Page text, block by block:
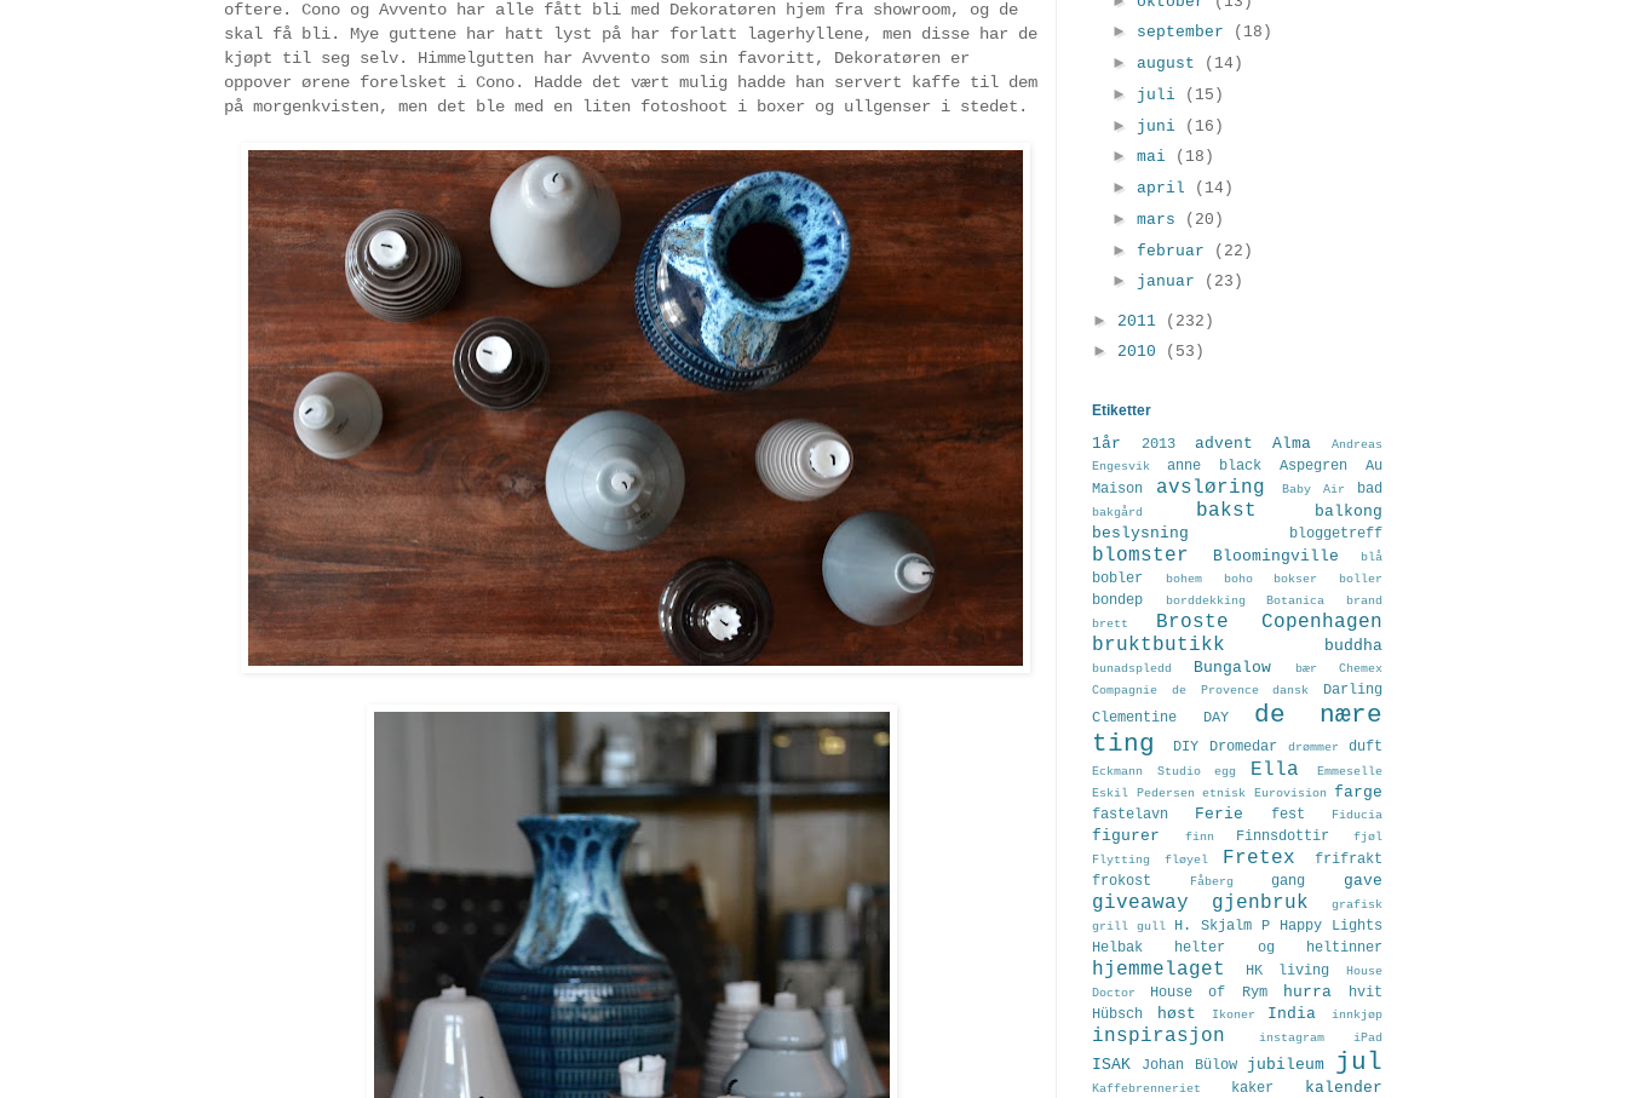
oftere. Cono og Avvento har alle fått bli med Dekoratøren hjem fra showroom, og de
skal få bli. Mye guttene har hatt lyst på har forlatt lagerhyllene, men disse har de
kjøpt til seg selv. Himmelgutten har Avvento som sin favoritt, Dekoratøren er
oppover ørene forelsket i Cono. Hadde det vært mulig hadde han servert kaffe til dem
på morgenkvisten, men det ble med en liten fotoshoot i boxer og ullgenser i stedet.
► september
(18)
► august
(14)
► juli
(15)
► juni
(16)
► mai
(18)
► april
(14)
► mars
(20)
► februar
(22)
► januar (23)
► 2011
(232)
► 2010 (53)
Etiketter
1år 2013 advent Alma
Andreas
Engesvik
anne black Aspegren
Au
Maison
avsløring Baby Air bad
bakgård bakst
balkong
beslysning
bloggetreff
blomster Bloomingville blå
bobler bohem boho bokser boller
bondep borddekking Botanica
brand
brett
Broste Copenhagen
bruktbutikk
buddha
bunadspledd Bungalow bær
Chemex
Compagnie de Provence
dansk
Darling
Clementine
DAY
de nære
ting
DIY Dromedar drømmer duft
Eckmann Studio egg Ella
Emmeselle
Eskil Pedersen etnisk Eurovision farge
fastelavn Ferie fest Fiducia
figurer finn Finnsdottir
fjøl
Flytting
fløyel Fretex
frifrakt
frokost
Fåberg gang gave
giveaway gjenbruk
grafisk
grill gull H. Skjalm P
Happy Lights
Helbak
helter og heltinner
hjemmelaget HK living
House
Doctor
House of Rym hurra
hvit
Hübsch
høst Ikoner India innkjøp
inspirasjon instagram iPad
ISAK Johan Bülow jubileum jul
Kaffebrenneriet kaker kalender